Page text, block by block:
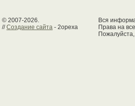
© 2007-2026.
//Создание сайта - 2opexa
Вся
Права на